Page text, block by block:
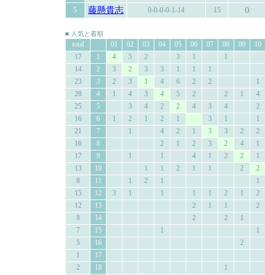
5 藤懸貴志 0-0-0-0-1-14 15 0
■ 人気と着順
total 01 02 03 04 05 06 07 08 09
10
17
1 4 5 2 3 1
1
14
2 3 2 3 3 1 1
1
23
3 2 3 1 4 6 2 2
1
28
4 1 4 3 4 5 2 2 1
4
25
5 3 4 2 2 4 3 4
2
16
6 1 2 1 2 1 3 1
1
21
7 1 4 2 1 3 3 2
2
16
8 2 1 2 3 2 4
1
17
9 1 1 4 1 2 2
1
13
10 1 1 2 1 1 2
2
8
11 1 2 1
1
15
12 3 1 1 1 1 2 1
2
12
13 2 1 1
2
8
14 2 2
1
7
15 1
1
5
16
2
1
17
2
18
1